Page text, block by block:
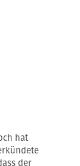
hat
der